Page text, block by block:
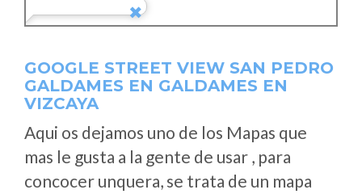
GOOGLE STREET VIEW SAN PEDRO
GALDAMES EN GALDAMES EN
VIZCAYA
Aqui os dejamos uno de los Mapas que
mas le gusta a la gente de usar , para
concocer unquera, se trata de un mapa